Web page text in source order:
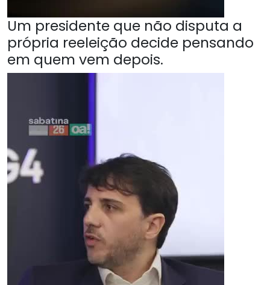
Um presidente que não disputa a
própria reeleição decide pensando
em quem vem depois.